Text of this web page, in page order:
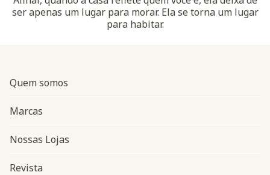
ser apenas um lugar para morar. Ela se torna um lugar
para habitar.
Quem somos
Marcas
Nossas Lojas
Revista